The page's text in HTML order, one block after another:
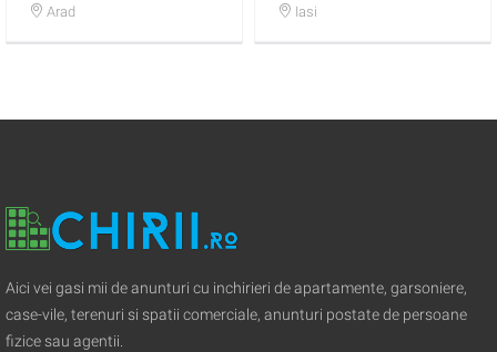
Arad Iasi
Aici vei gasi mii de anunturi cu inchirieri de apartamente, garsoniere,
case-vile, terenuri si spatii comerciale, anunturi postate de persoane
fizice sau agentii.